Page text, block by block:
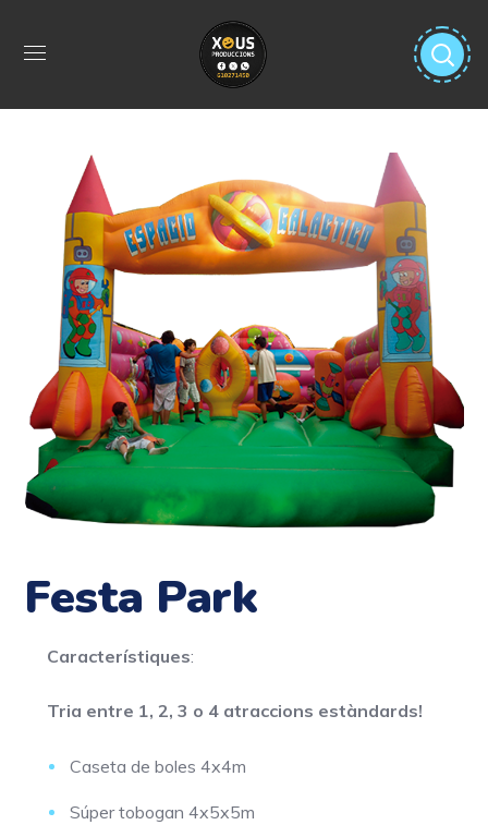
Festa Park
Característiques:
Tria entre 1, 2, 3 o 4 atraccions estàndards!
Caseta de boles 4x4m
Súper tobogan 4x5x5m